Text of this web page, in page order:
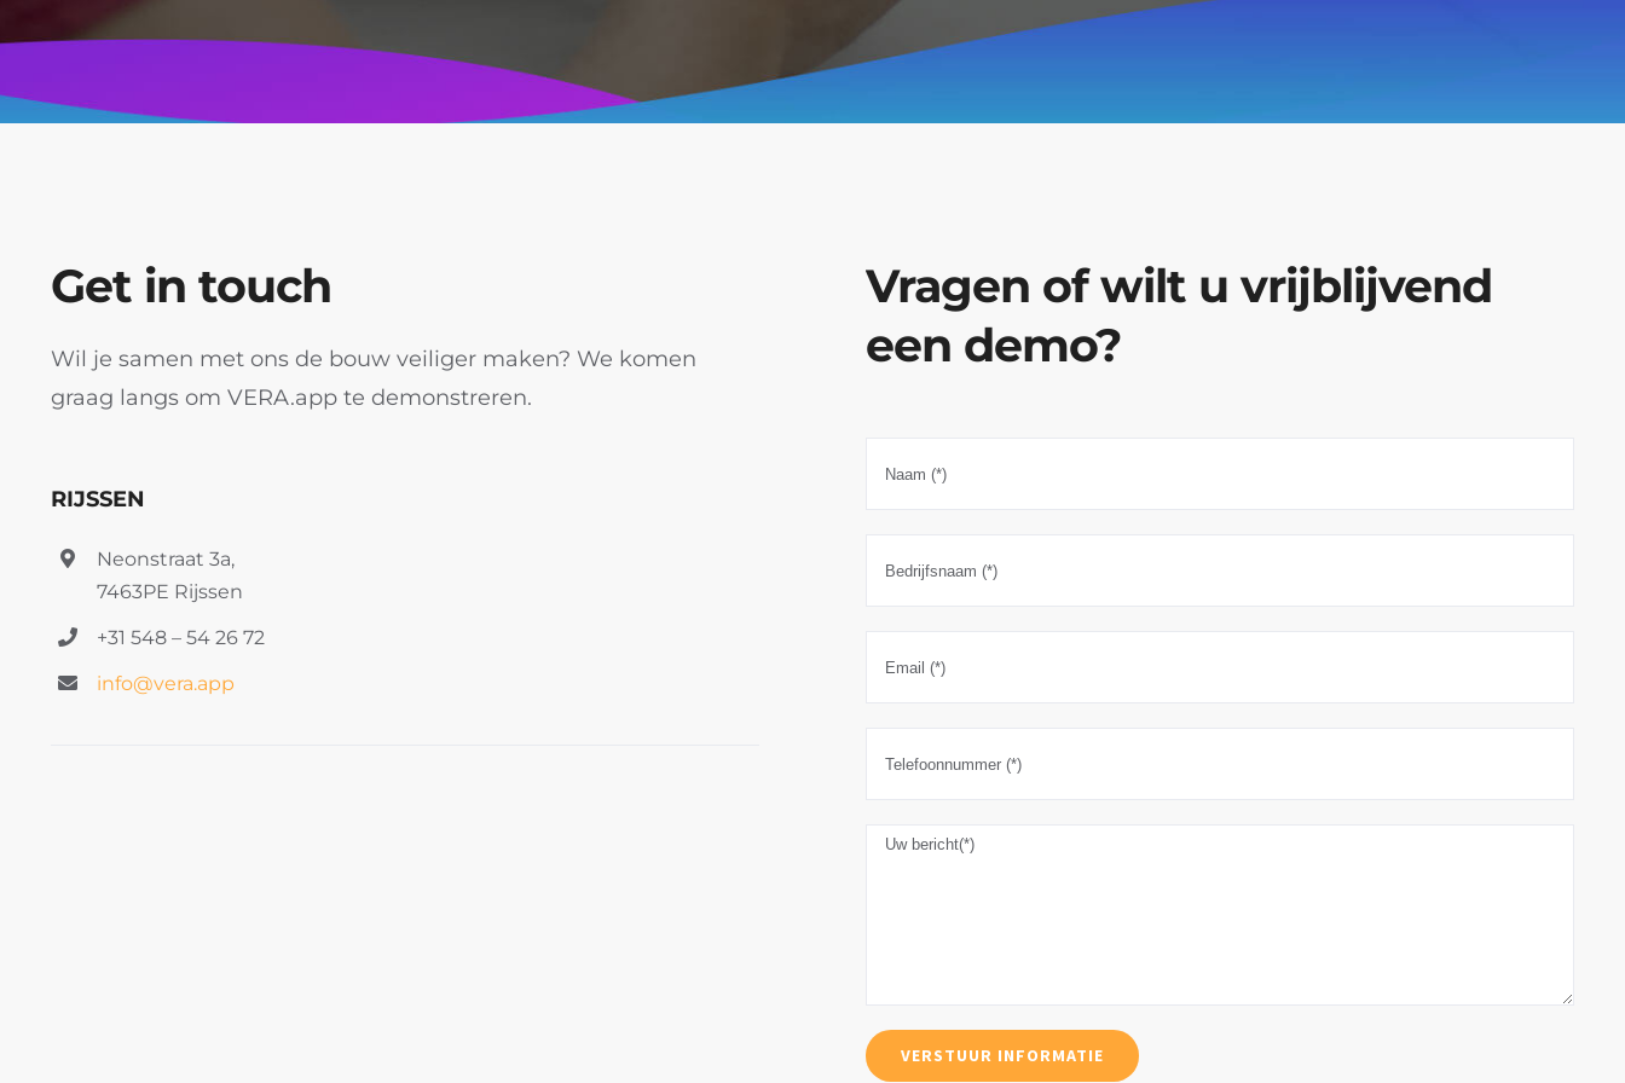
Get in touch
Wil je samen met ons de bouw veiliger maken? We komen
graag langs om VERA.app te demonstreren.
RIJSSEN
Neonstraat 3a,
7463PE Rijssen
+31 548 – 54 26 72
info@vera.app
Vragen of wilt u vrijblijvend
een demo?
NIEUWS Contact